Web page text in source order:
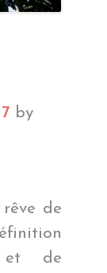
by
de
et de